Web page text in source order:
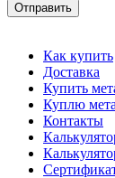
Отправить
Как купить
Доставка
Купить
Куплю
Контакты